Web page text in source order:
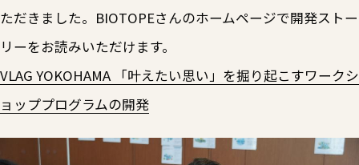
ただきました。BIOTOPEさんのホームページで開発ストー
リーをお読みいただけます。
VLAG YOKOHAMA 「叶えたい思い」を掘り起こすワークシ
ョッププログラムの開発